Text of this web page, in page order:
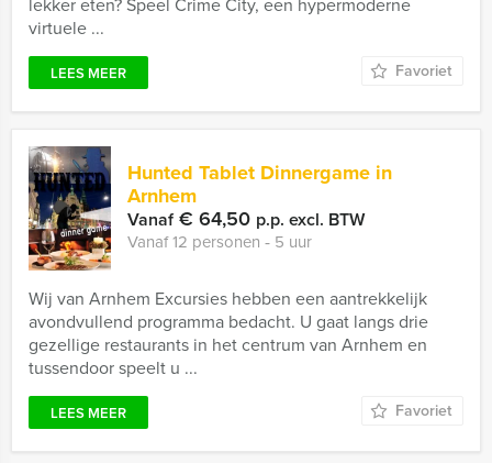
virtuele ...
LEES MEER Favoriet
Hunted Tablet Dinnergame in
Arnhem
Vanaf€ 64,50 p.p. excl. BTW
Vanaf 12 personen ‐ 5 uur
Wij van Arnhem Excursies hebben een aantrekkelijk
avondvullend programma bedacht. U gaat langs drie
gezellige restaurants in het centrum van Arnhem en
tussendoor speelt u ...
LEES MEER Favoriet